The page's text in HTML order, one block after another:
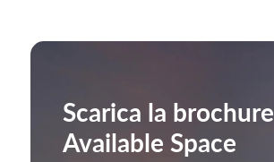
Scarica la brochure
Available Space